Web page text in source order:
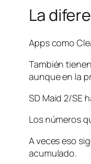
La
Apps como
También
aunque en la
SD Maid 2/SE
Los números
A veces eso
acumulado.